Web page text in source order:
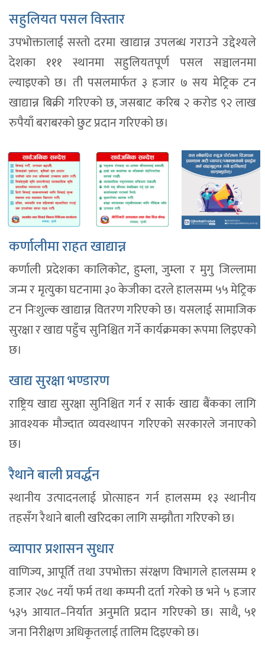
सहुलियत पसल विस्तार
उपभोक्तालाई सस्तो दरमा खाद्यान्न उपलब्ध गराउने उद्देश्यले
देशका १११ स्थानमा सहुलियतपूर्ण पसल सञ्चालनमा
ल्याइएको छ। ती पसलमार्फत ३ हजार ७ सय मेट्रिक टन
खाद्यान्न बिक्री गरिएको छ, जसबाट करिब २ करोड ९२ लाख
रुपैयाँ बराबरको छुट प्रदान गरिएको छ।
कर्णालीमा राहत खाद्यान्न
कर्णाली प्रदेशका कालिकोट, हुम्ला, जुम्ला र मुगु जिल्लामा
जन्म र मृत्युका घटनामा ३० केजीका दरले हालसम्म ५५ मेट्रिक
टन निःशुल्क खाद्यान्न वितरण गरिएको छ। यसलाई सामाजिक
सुरक्षा र खाद्य पहुँच सुनिश्चित गर्ने कार्यक्रमका रूपमा लिइएको
छ।
खाद्य सुरक्षा भण्डारण
राष्ट्रिय खाद्य सुरक्षा सुनिश्चित गर्न र सार्क खाद्य बैंकका लागि
आवश्यक मौज्दात व्यवस्थापन गरिएको सरकारले जनाएको
छ।
रैथाने बाली प्रवर्द्धन
स्थानीय उत्पादनलाई प्रोत्साहन गर्न हालसम्म १३ स्थानीय
तहसँग रैथाने बाली खरिदका लागि सम्झौता गरिएको छ।
व्यापार प्रशासन सुधार
वाणिज्य, आपूर्ति तथा उपभोक्ता संरक्षण विभागले हालसम्म १
हजार २७८ नयाँ फर्म तथा कम्पनी दर्ता गरेको छ भने ५ हजार
५३५ आयात–निर्यात अनुमति प्रदान गरिएको छ। साथै, ५१
जना निरीक्षण अधिकृतलाई तालिम दिइएको छ।